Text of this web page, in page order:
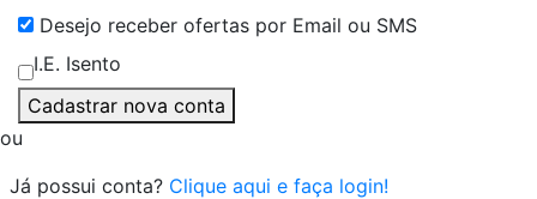
Desejo receber ofertas por Email ou SMS
I.E. Isento
Cadastrar nova conta
ou
Já possui conta? Clique aqui e faça login!